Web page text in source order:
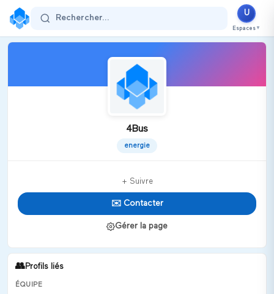
Rechercher...
U
Espaces ▼
4Bus
energie
+ Suivre
✉️ Contacter
Gérer la page
👥Profils liés
ÉQUIPE